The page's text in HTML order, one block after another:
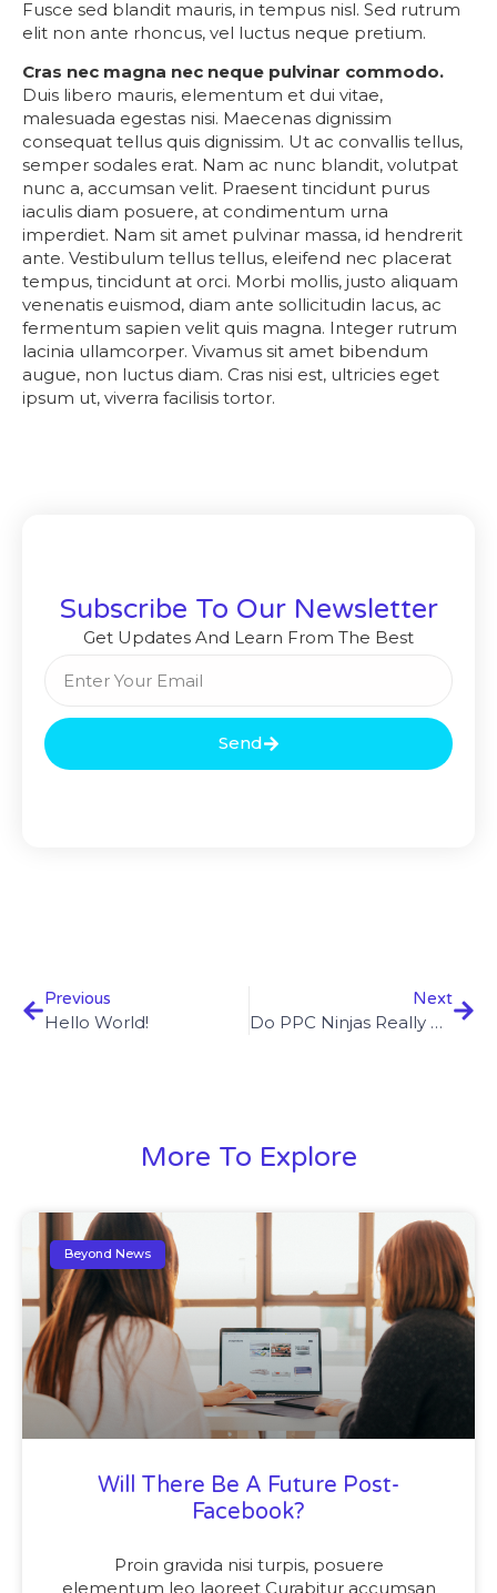
Fusce sed blandit mauris, in tempus nisl. Sed rutrum
elit non ante rhoncus, vel luctus neque pretium.
Cras nec magna nec neque pulvinar commodo.
Duis libero mauris, elementum et dui vitae,
malesuada egestas nisi. Maecenas dignissim
consequat tellus quis dignissim. Ut ac convallis tellus,
semper sodales erat. Nam ac nunc blandit, volutpat
nunc a, accumsan velit. Praesent tincidunt purus
iaculis diam posuere, at condimentum urna
imperdiet. Nam sit amet pulvinar massa, id hendrerit
ante. Vestibulum tellus tellus, eleifend nec placerat
tempus, tincidunt at orci. Morbi mollis, justo aliquam
venenatis euismod, diam ante sollicitudin lacus, ac
fermentum sapien velit quis magna. Integer rutrum
lacinia ullamcorper. Vivamus sit amet bibendum
augue, non luctus diam. Cras nisi est, ultricies eget
ipsum ut, viverra facilisis tortor.
Subscribe To Our Newsletter
Get Updates And Learn From The Best
Send
Previous
Hello World!
Next
Do PPC Ninjas Really Exist?
More To Explore
Beyond News
Will There Be A Future Post-
Facebook?
Proin gravida nisi turpis, posuere
elementum leo laoreet Curabitur accumsan